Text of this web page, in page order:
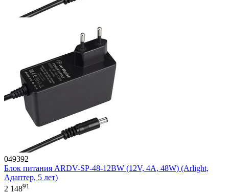
049392
Блок питания ARDV-SP-48-12BW (12V, 4A, 48W) (Arlight,
Адаптер, 5 лет)
2 14891